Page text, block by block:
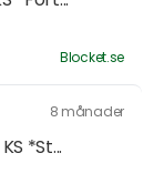
Blocket.se
8 månader
*St...